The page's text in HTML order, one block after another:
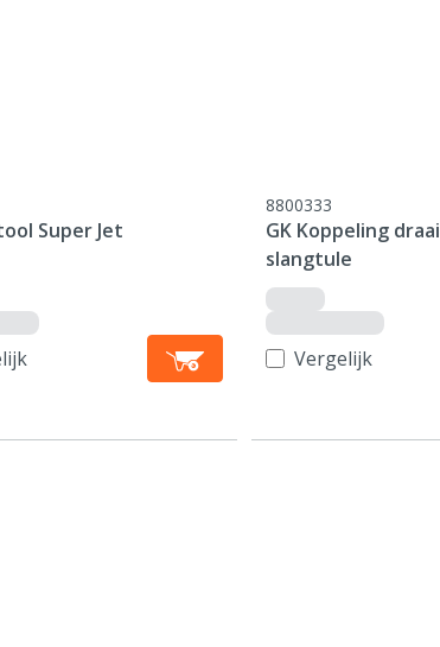
Super Jet
8800333
GK Koppeling
slangtule
Vergelijk